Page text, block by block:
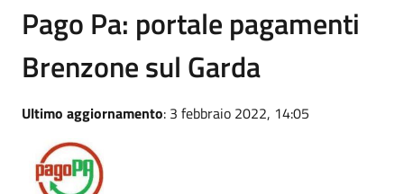
Pago Pa: portale pagamenti
Brenzone sul Garda
Ultimo aggiornamento: 3 febbraio 2022, 14:05